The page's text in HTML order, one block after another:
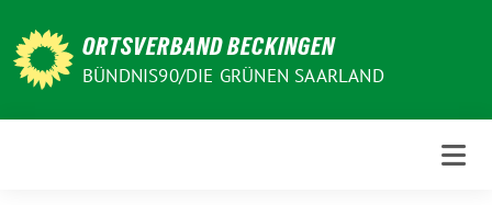
zum
Inhalt
ORTSVERBAND BECKINGEN
BÜNDNIS90/DIE GRÜNEN SAARLAND